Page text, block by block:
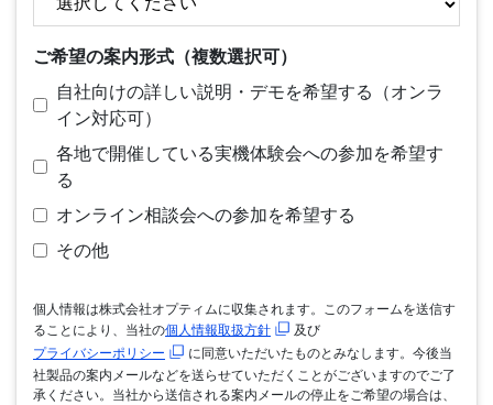
ご希望の案内形式（複数選択可）
自社向けの詳しい説明・デモを希望する（オンラ
イン対応可）
各地で開催している実機体験会への参加を希望す
る
オンライン相談会への参加を希望する
その他
個人情報は株式会社オプティムに収集されます。このフォームを送信す
ることにより、当社の個人情報取扱方針
及び
プライバシーポリシー
に同意いただいたものとみなします。今後当
社製品の案内メールなどを送らせていただくことがございますのでご了
承ください。当社から送信される案内メールの停止をご希望の場合は、